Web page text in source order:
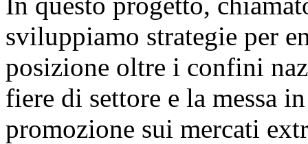
sviluppiamo strategie per
posizione oltre i confini
fiere di settore e la messa
promozione sui mercati